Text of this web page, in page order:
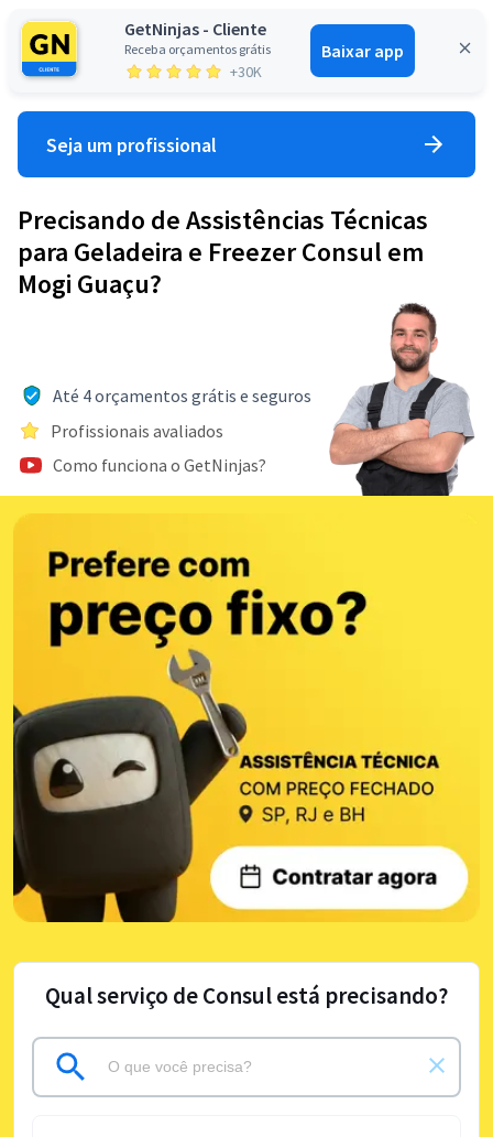
GetNinjas - Cliente
Receba orçamentos grátis
+30K
Baixar app
Entrar
Seja um profissional
Precisando de Assistências Técnicas
para Geladeira e Freezer Consul em
Mogi Guaçu?
Até 4 orçamentos grátis e seguros
Profissionais avaliados
Como funciona o GetNinjas?
Qual serviço de Consul está precisando?